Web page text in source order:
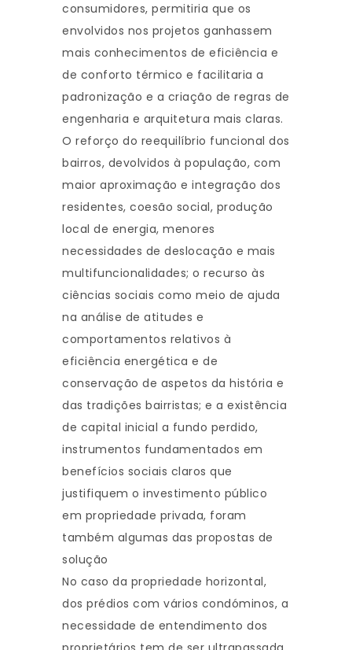
consumidores, permitiria que os
envolvidos nos projetos ganhassem
mais conhecimentos de eficiência e
de conforto térmico e facilitaria a
padronização e a criação de regras de
engenharia e arquitetura mais claras.
O reforço do reequilíbrio funcional dos
bairros, devolvidos à população, com
maior aproximação e integração dos
residentes, coesão social, produção
local de energia, menores
necessidades de deslocação e mais
multifuncionalidades; o recurso às
ciências sociais como meio de ajuda
na análise de atitudes e
comportamentos relativos à
eficiência energética e de
conservação de aspetos da história e
das tradições bairristas; e a existência
de capital inicial a fundo perdido,
instrumentos fundamentados em
benefícios sociais claros que
justifiquem o investimento público
em propriedade privada, foram
também algumas das propostas de
solução
No caso da propriedade horizontal,
dos prédios com vários condóminos, a
necessidade de entendimento dos